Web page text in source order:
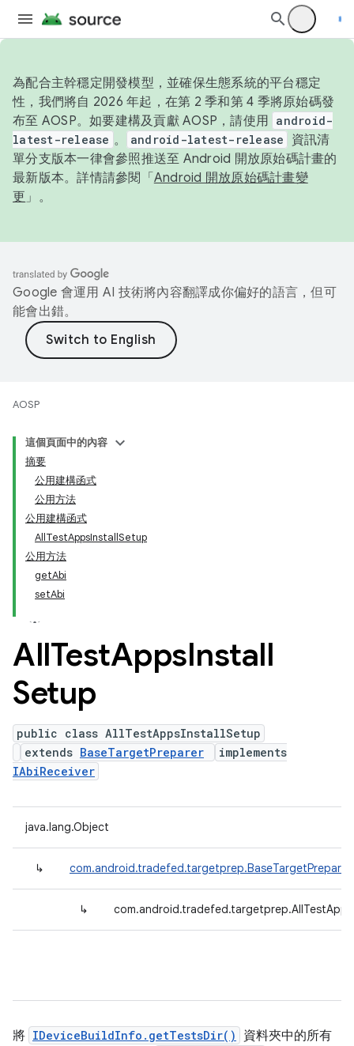
為配合主幹穩定開發模型，並確保生態系統的平台穩定
性，我們將自 2026 年起，在第 2 季和第 4 季將原始碼發
布至 AOSP。如要建構及貢獻 AOSP，請使用 android-
latest-release 。 android-latest-release
資訊清
單分支版本一律會參照推送至 Android 開放原始碼計畫的
最新版本。詳情請參閱「 Android 開放原始碼計畫變
更 」。
Google 會運用 AI 技術將內容翻譯成你偏好的語言，但可
能會出錯。
AOSP
這個頁面中的內容
摘要
公用建構函式
公用方法
公用建構函式
AllTestAppsInstallSetup
公用方法
getAbi
setAbi
AllTestAppsInstall
Setup
public class AllTestAppsInstallSetup
extends BaseTargetPreparer
implements
IAbiReceiver
java.lang.Object
↳ com.android.tradefed.targetprep.BaseTargetPreparer
↳
將 IDeviceBuildInfo.getTestsDir()
資料夾中的所有